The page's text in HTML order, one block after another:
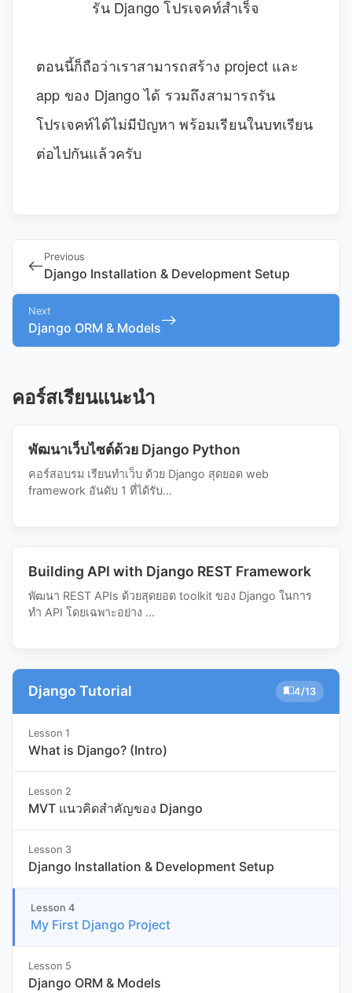
รัน Django โปรเจคท์สำเร็จ
ตอนนี้ก็ถือว่าเราสามารถสร้าง project และ
app ของ Django ได้ รวมถึงสามารถรัน
โปรเจคท์ได้ไม่มีปัญหา พร้อมเรียนในบทเรียน
ต่อไปกันแล้วครับ
Previous
Django Installation & Development Setup
Next
Django ORM & Models
คอร์สเรียนแนะนำ
พัฒนาเว็บไซต์ด้วย Django Python
คอร์สอบรม เรียนทำเว็บ ด้วย Django สุดยอด web
framework อันดับ 1 ที่ได้รับ…
Building API with Django REST Framework
พัฒนา REST APIs ด้วยสุดยอด toolkit ของ Django ในการ
ทำ API โดยเฉพาะอย่าง …
Django Tutorial 4/13
Lesson 1
What is Django? (Intro)
Lesson 2
MVT แนวคิดสำคัญของ Django
Lesson 3
Django Installation & Development Setup
Lesson 4
My First Django Project
Lesson 5
Django ORM & Models